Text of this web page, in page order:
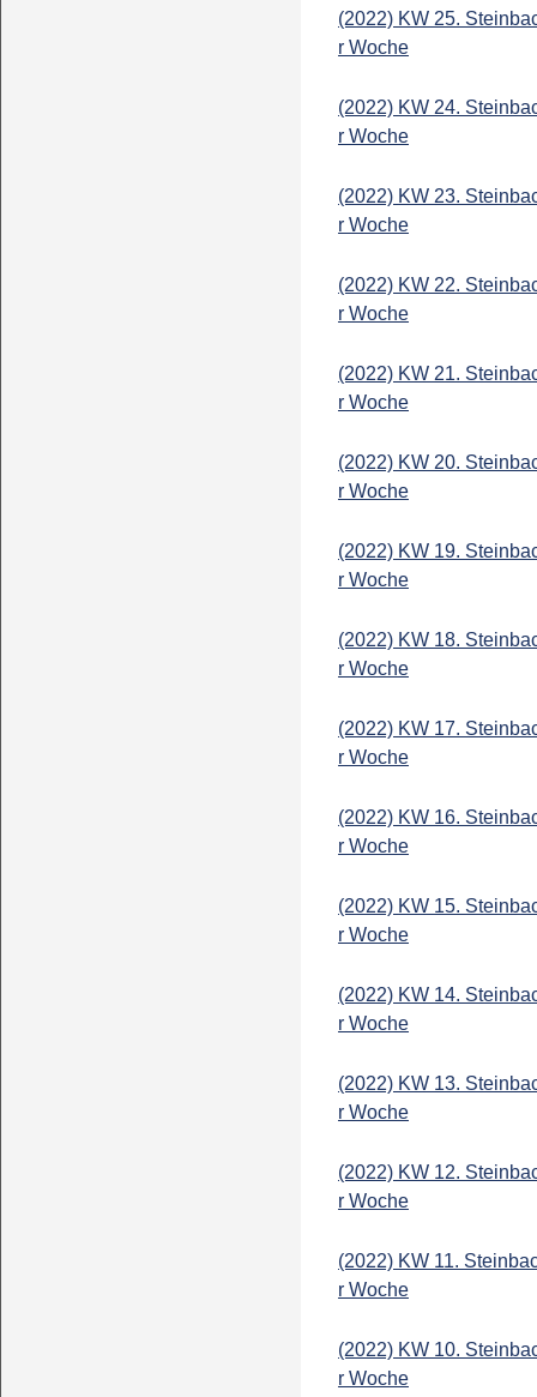
(2022) KW 25.
r Woche
(2022) KW 24.
r Woche
(2022) KW 23.
r Woche
(2022) KW 22.
r Woche
(2022) KW 21.
r Woche
(2022) KW 20.
r Woche
(2022) KW 19.
r Woche
(2022) KW 18.
r Woche
(2022) KW 17.
r Woche
(2022) KW 16.
r Woche
(2022) KW 15.
r Woche
(2022) KW 14.
r Woche
(2022) KW 13.
r Woche
(2022) KW 12.
r Woche
(2022) KW 11.
r Woche
(2022) KW 10.
r Woche